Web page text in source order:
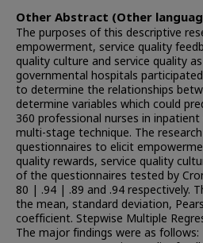
Other Abstract (Other
The purposes of this descriptive
empowerment, service quality
quality culture and service quality
governmental hospitals
to determine the relationships
determine variables which could
360 professional nurses in
multi-stage technique. The
questionnaires to elicit
quality rewards, service quality
of the questionnaires tested by
80 | .94 | .89 and .94 respectively.
the mean, standard deviation,
coefficient. Stepwise Multiple
The major findings were as